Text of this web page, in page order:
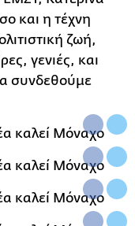
και η τέχνη
ζωή,
γενιές, και
συνδεθούμε